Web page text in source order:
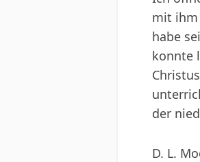
mit ihm
habe
konnte
der
D. L.